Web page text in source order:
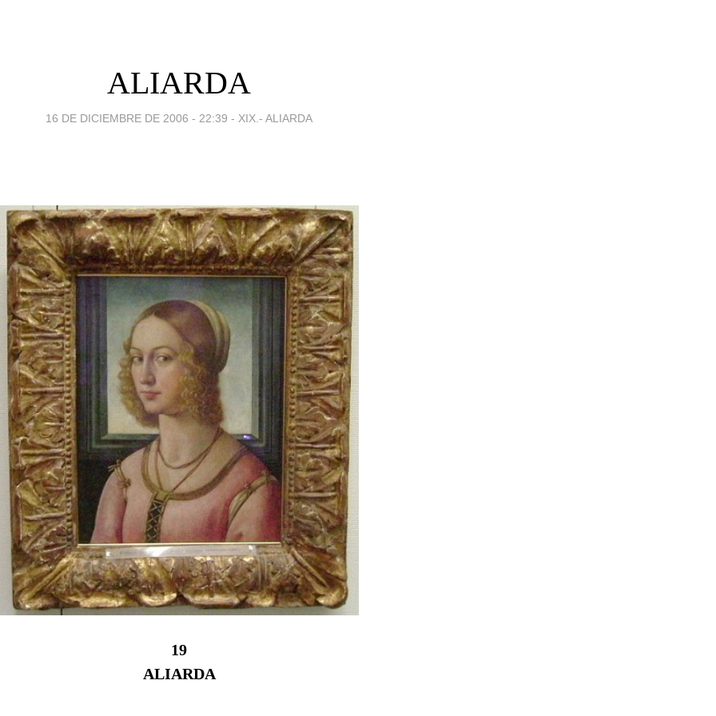
ALIARDA
16 DE DICIEMBRE DE 2006 - 22:39 - XIX.- ALIARDA
19
ALIARDA